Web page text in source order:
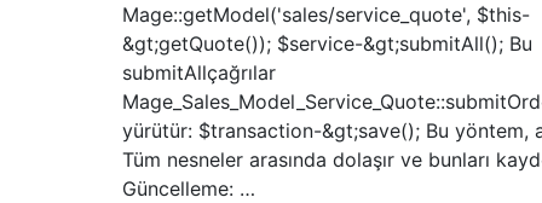
Mage::getModel('sales/service_quote', $this-
&gt;getQuote()); $service-&gt;submitAll(); Bu
submitAllçağrılar
yürütür: $transaction-&gt;save(); Bu yöntem,
Tüm nesneler arasında dolaşır ve bunları
Güncelleme: …